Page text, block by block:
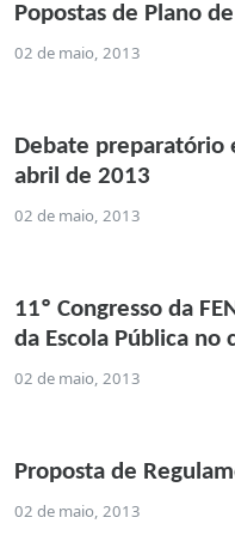
Popostas de Plano
02 de maio, 2013
Debate preparatório
abril de 2013
02 de maio, 2013
11º Congresso da
da Escola Pública
02 de maio, 2013
Proposta de
02 de maio, 2013